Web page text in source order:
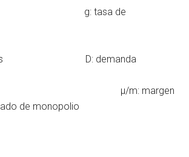
g: tasa de
D: demanda
µ/m: margen
de monopolio